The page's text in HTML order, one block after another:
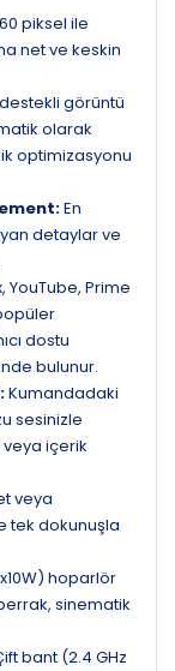
piksel ile
net ve keskin
görüntü
olarak
optimizasyonu
En
detaylar ve
YouTube, Prime
dostu
bulunur.
Kumandadaki
sesinizle
içerik
veya
tek dokunuşla
hoparlör
sinematik
bant (2.4 GHz